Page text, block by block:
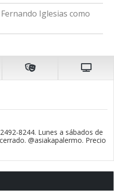
Iglesias como
8244. Lunes a sábados de
@asiakapalermo. Precio